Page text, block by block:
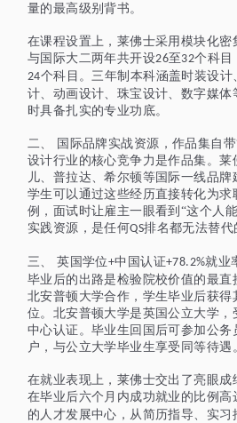
量的最高级别背书。
在课程设置上，莱佛士采用模块化密
与国际大二两年共开设26至 32个科目
24个科目。三年制本科涵盖时装设计
计、动画设计、珠宝设计、数字媒体
时具备扎实的专业功底。
二、 国际品牌实战资源，作品集自带
设计行业的核心竞争力是作品集。莱
儿、普拉达、希尔顿等国际一线品牌
学生可以通过这些经历直接转化为求
例，面试时让雇主一眼看到 “这个人
实践资源，是任何QS排名都无法替代
三、 英国学位+中国认证+78.2%就业
毕业后的出路是检验院校价值的最直
北安普顿大学合作，学生毕业后获得
位。北安普顿大学是英国公立大学，
中心认证。毕业生回国后可参加公务
户，与公立大学毕业生享受同等待遇
在就业表现上，莱佛士交出了亮眼成
在毕业后六个月内成功就业的比例高
的人才发展中心，从简历指导、实习